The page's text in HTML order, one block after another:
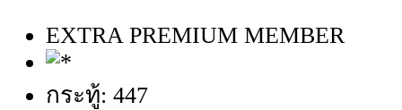
EXTRA PREMIUM MEMBER
กระทู้: 447